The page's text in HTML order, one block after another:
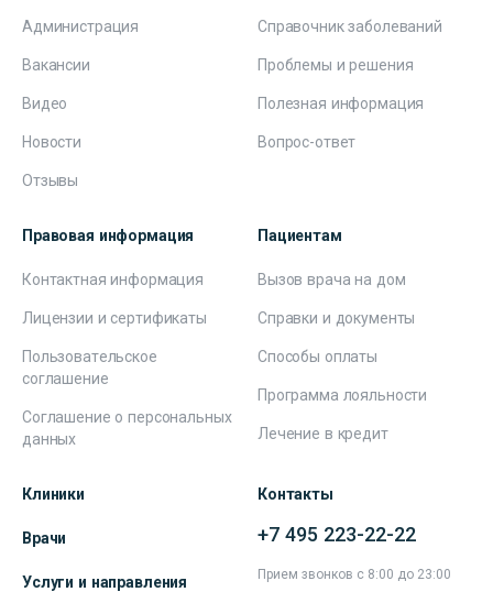
Администрация
Вакансии
Видео
Новости
Отзывы
Справочник заболеваний
Проблемы и решения
Полезная информация
Вопрос-ответ
Правовая информация
Контактная информация
Лицензии и сертификаты
Пользовательское
соглашение
Соглашение о персональных
данных
Пациентам
Вызов врача на дом
Справки и документы
Способы оплаты
Программа лояльности
Лечение в кредит
Клиники
Врачи
Услуги и направления
Контакты
+7 495 223-22-22
Прием звонков с 8:00 до 23:00